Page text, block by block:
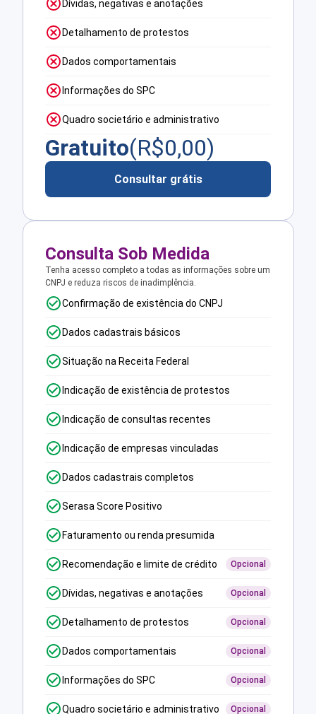
Dívidas, negativas e anotações
Detalhamento de protestos
Dados comportamentais
Informações do SPC
Quadro societário e administrativo
Gratuito(R$0,00)
Consultar grátis
Consulta Sob Medida
Tenha acesso completo a todas as informações sobre um
CNPJ e reduza riscos de inadimplência.
Confirmação de existência do CNPJ
Dados cadastrais básicos
Situação na Receita Federal
Indicação de existência de protestos
Indicação de consultas recentes
Indicação de empresas vinculadas
Dados cadastrais completos
Serasa Score Positivo
Faturamento ou renda presumida
Recomendação e limite de crédito Opcional
Dívidas, negativas e anotações Opcional
Detalhamento de protestos Opcional
Dados comportamentais Opcional
Informações do SPC Opcional
Quadro societário e administrativo Opcional